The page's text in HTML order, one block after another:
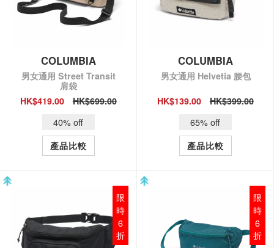
QUICK VIEW
COLUMBIA
男女通用 Street Transit
肩袋
HK$419.00
HK$699.00
40% off
產品比較
QUICK VIEW
COLUMBIA
男女通用 Helvetia 腰包
HK$139.00
HK$399.00
65% off
產品比較
限
時
6
折
限
時
6
折